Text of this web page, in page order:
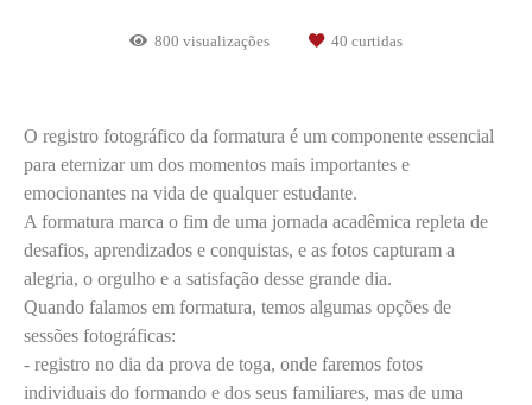
800 visualizações 40 curtidas
O registro fotográfico da formatura é um componente essencial
para eternizar um dos momentos mais importantes e
emocionantes na vida de qualquer estudante.
A formatura marca o fim de uma jornada acadêmica repleta de
desafios, aprendizados e conquistas, e as fotos capturam a
alegria, o orgulho e a satisfação desse grande dia.
Quando falamos em formatura, temos algumas opções de
sessões fotográficas:
- registro no dia da prova de toga, onde faremos fotos
individuais do formando e dos seus familiares, mas de uma